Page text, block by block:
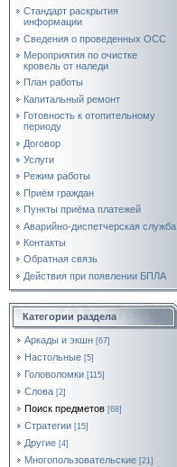
Стандарт раскрытия
информации
Сведения о проведенных ОСС
Мероприятия по очистке
кровель от наледи
План работы
Капитальный ремонт
Готовность к отопительному
периоду
Договор
Услуги
Режим работы
Приём граждан
Пункты приёма платежей
Аварийно-диспетчерская служба
Контакты
Обратная связь
Действия при появлении БПЛА
Категории раздела
Аркады и экшн [67]
Настольные [5]
Головоломки [115]
Слова [2]
Поиск предметов [68]
Стратегии [15]
Другие [4]
Многопользовательские [21]